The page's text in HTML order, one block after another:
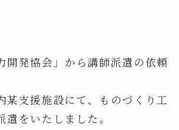
開発協会」から講師派遣の依頼
支援施設にて、ものづくり工
をいたしました。